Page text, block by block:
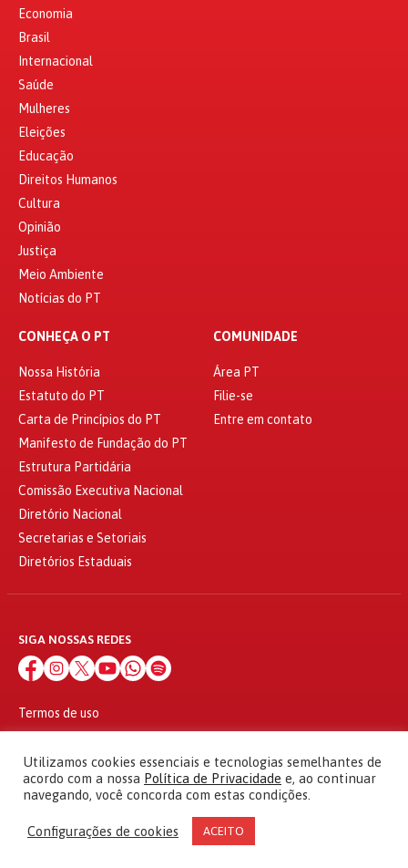
Economia
Brasil
Internacional
Saúde
Mulheres
Eleições
Educação
Direitos Humanos
Cultura
Opinião
Justiça
Meio Ambiente
Notícias do PT
CONHEÇA O PT
Nossa História
Estatuto do PT
Carta de Princípios do PT
Manifesto de Fundação do PT
Estrutura Partidária
Comissão Executiva Nacional
Diretório Nacional
Secretarias e Setoriais
Diretórios Estaduais
COMUNIDADE
Área PT
Filie-se
Entre em contato
SIGA NOSSAS REDES
Termos de uso
© 2010 - 2026
Partido dos Trabalhadores Todos os direitos reservados
Utilizamos cookies essenciais e tecnologias semelhantes de
acordo com a nossa Política de Privacidade e, ao continuar
navegando, você concorda com estas condições.
Configurações de cookies ACEITO